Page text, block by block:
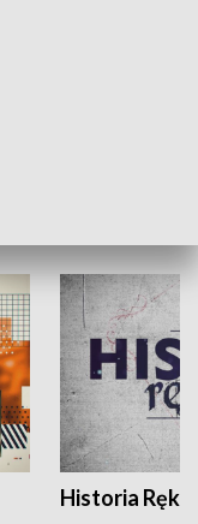
Historia Ręką